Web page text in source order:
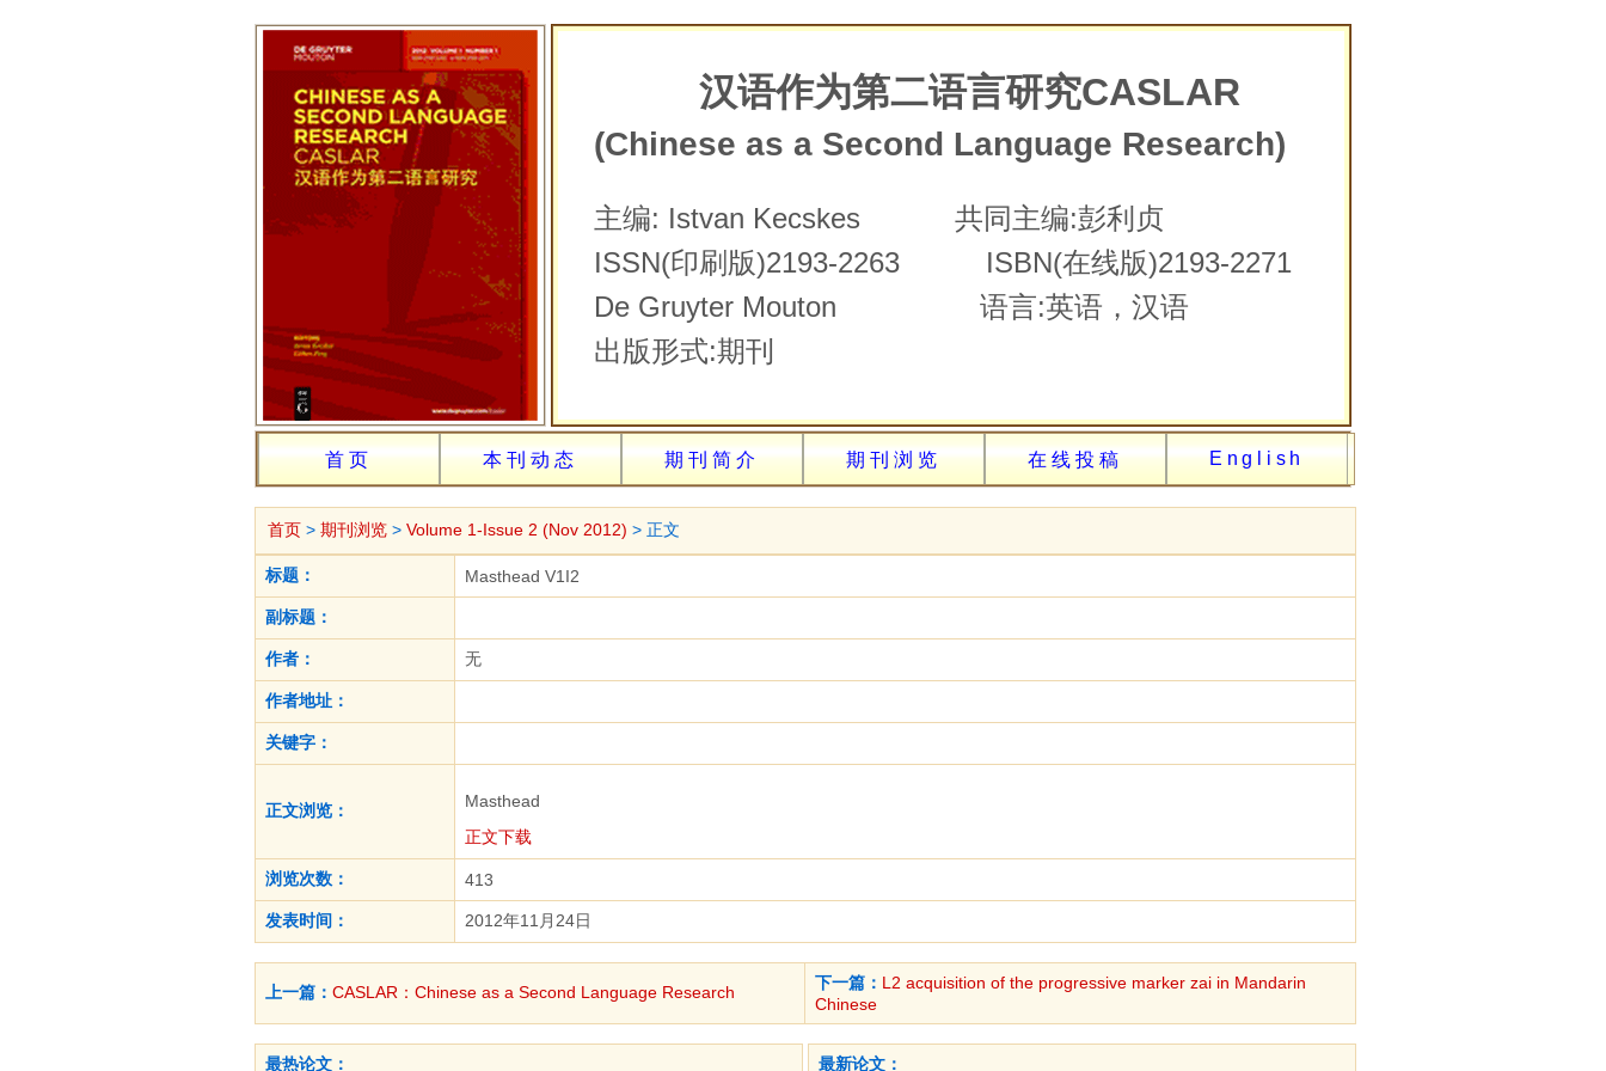
汉语作为第二语言研究CASLAR
(Chinese as a Second Language Research)
主编: Istvan Kecskes 共同主编:彭利贞
ISSN(印刷版)2193-2263 ISBN(在线版)2193-2271
De Gruyter Mouton 语言:英语，汉语
出版形式:期刊
首页 本刊动态 期刊简介 期刊浏览 在线投稿 English
首页 > 期刊浏览 > Volume 1-Issue 2 (Nov 2012) > 正文
标题： Masthead V1I2
副标题：
作者： 无
作者地址：
关键字：
正文浏览：
Masthead
正文下载
浏览次数： 413
发表时间： 2012年11月24日
上一篇： CASLAR：Chinese as a Second Language Research 下一篇： L2 acquisition of the progressive marker zai in Mandarin
Chinese
最热论文： 最新论文：